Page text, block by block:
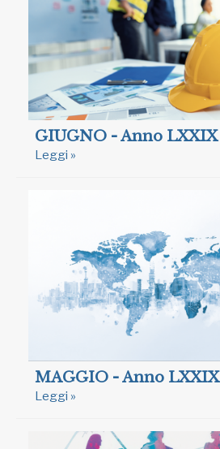
GIUGNO - Anno LXXIX
Leggi »
MAGGIO - Anno LXXIX
Leggi »